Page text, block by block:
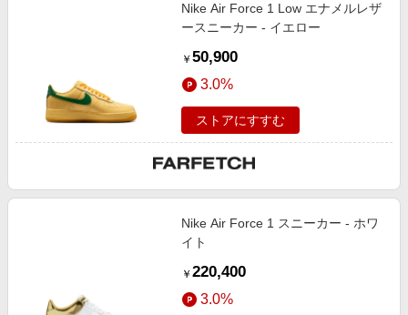
Nike Air Force 1 Low エナメルレザ
ースニーカー - イエロー
￥ 50,900
3.0%
ストアにすすむ
Nike Air Force 1 スニーカー - ホワ
イト
￥ 220,400
3.0%